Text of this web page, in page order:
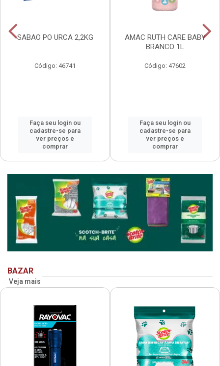
SABAO PO URCA 2,2KG
Código: 46741
Faça seu login ou
cadastre-se para
ver preços e
comprar
AMAC RUTH CARE BABY
BRANCO 1L
Código: 47602
Faça seu login ou
cadastre-se para
ver preços e
comprar
BAZAR
Veja mais